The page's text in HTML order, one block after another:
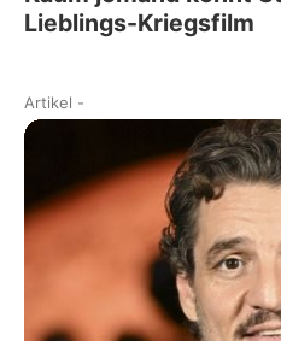
Lieblings-Kriegsfilm
Artikel -